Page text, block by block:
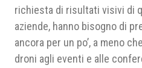
richiesta di risultati visivi di
aziende, hanno bisogno di
ancora per un po’, a meno
droni agli eventi e alle